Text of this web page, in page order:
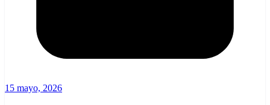
15 mayo, 2026